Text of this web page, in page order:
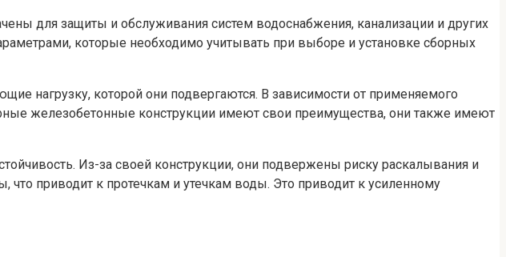
для защиты и обслуживания систем водоснабжения, канализации и других
которые необходимо учитывать при выборе и установке сборных
нагрузку, которой они подвергаются. В зависимости от применяемого
железобетонные конструкции имеют свои преимущества, они также имеют
Из-за своей конструкции, они подвержены риску раскалывания и
приводит к протечкам и утечкам воды. Это приводит к усиленному